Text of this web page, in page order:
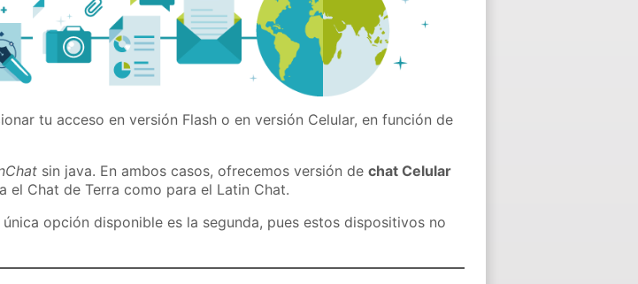
tu acceso en versión Flash o en versión Celular, en función de
sin java. En ambos casos, ofrecemos versión dechat Celular
el Chat de Terra como para el Latin Chat.
opción disponible es la segunda, pues estos dispositivos no